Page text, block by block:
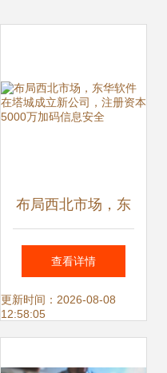
布局西北市场，东
华软件在塔城成立
新公司，注册资本
查看详情
更新时间：2026-08-08
12:58:05